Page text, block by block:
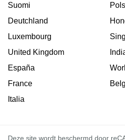
Suomi
Deutchland
Luxembourg
United Kingdom
España
France
Italia
Deze site wordt beschermd door